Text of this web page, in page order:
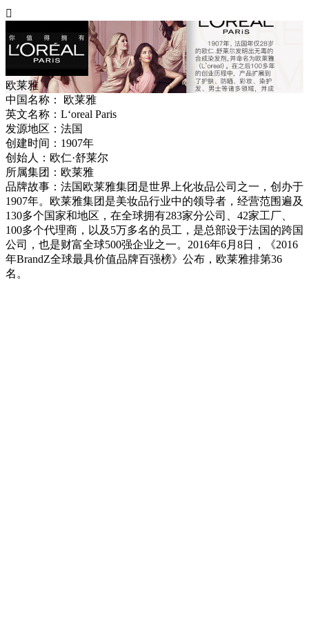

欧莱雅
中国名称： 欧莱雅
英文名称： L‘oreal Paris
发源地区： 法国
创建时间： 1907年
创始人： 欧仁·舒莱尔
所属集团： 欧莱雅
品牌故事： 法国欧莱雅集团是世界上化妆品公司之一，创办于
1907年。欧莱雅集团是美妆品行业中的领导者，经营范围遍及
130多个国家和地区，在全球拥有283家分公司、42家工厂、
100多个代理商，以及5万多名的员工，是总部设于法国的跨国
公司，也是财富全球500强企业之一。2016年6月8日，《2016
年BrandZ全球最具价值品牌百强榜》公布，欧莱雅排第36
名。